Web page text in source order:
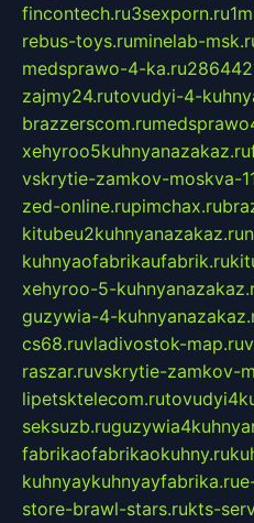
fincontech.ru3sexporn.ru
rebus-toys.ruminelab-
medsprawo-4-ka.ru
zajmy24.rutovudyi-4-
brazzerscom.ru
xehyroo5kuhnyanazakaz.ru
vskrytie-zamkov-moskva-
zed-online.rupimchax.ru
kitubeu2kuhnyanazakaz.ru
kuhnyaofabrikaufabrik.ru
xehyroo-5-
guzywia-4-
cs68.ruvladivostok-map.ru
raszar.ruvskrytie-zamkov-
lipetsktelecom.ru
seksuzb.ru
fabrikaofabrikaokuhny.ru
kuhnyaykuhnyayfabrika.ru
store-brawl-stars.rukts-